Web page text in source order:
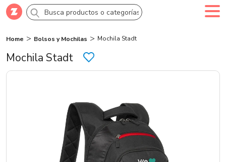
Comprar Crea tu cuenta
Categorías
Mochila Stadt
Home Bolsos y Mochilas Mochila Stadt